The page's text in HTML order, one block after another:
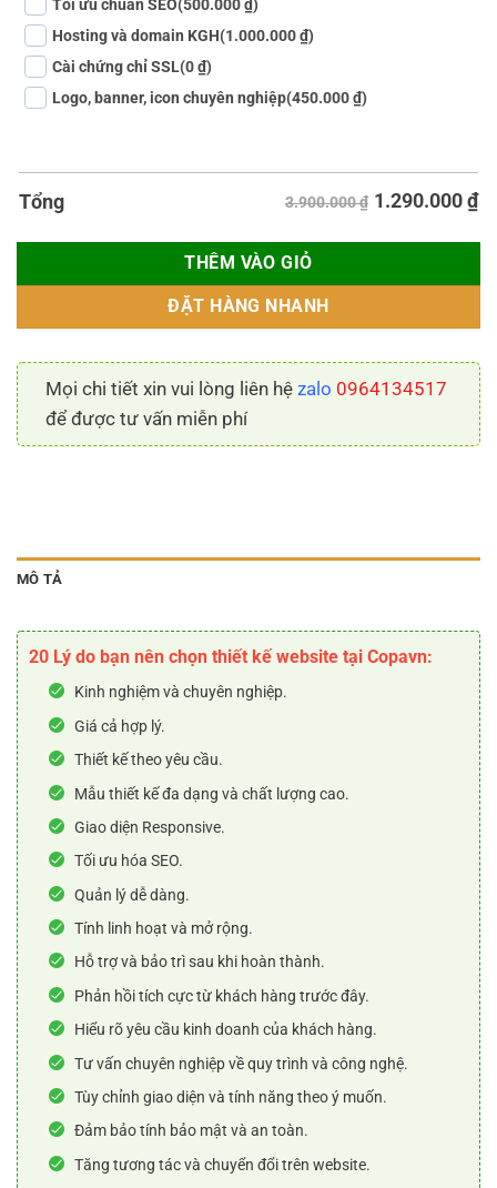
Tối ưu chuẩn SEO(500.000 ₫)
Hosting và domain KGH(1.000.000 ₫)
Cài chứng chỉ SSL(0 ₫)
Logo, banner, icon chuyên nghiệp(450.000 ₫)
Tổng 3.900.000 ₫ 1.290.000₫
THÊM VÀO GIỎ
ĐẶT HÀNG NHANH
Mọi chi tiết xin vui lòng liên hệ zalo 0964134517
để được tư vấn miễn phí
MÔ TẢ
20 Lý do bạn nên chọn thiết kế website tại Copavn:
Kinh nghiệm và chuyên nghiệp.
Giá cả hợp lý.
Thiết kế theo yêu cầu.
Mẫu thiết kế đa dạng và chất lượng cao.
Giao diện Responsive.
Tối ưu hóa SEO.
Quản lý dễ dàng.
Tính linh hoạt và mở rộng.
Hỗ trợ và bảo trì sau khi hoàn thành.
Phản hồi tích cực từ khách hàng trước đây.
Hiểu rõ yêu cầu kinh doanh của khách hàng.
Tư vấn chuyên nghiệp về quy trình và công nghệ.
Tùy chỉnh giao diện và tính năng theo ý muốn.
Đảm bảo tính bảo mật và an toàn.
Tăng tương tác và chuyển đổi trên website.